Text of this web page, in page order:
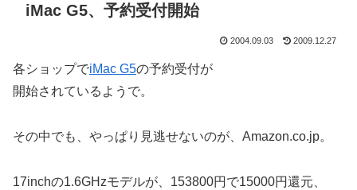
iMac G5、予約受付開始
2004.09.03 2009.12.27
各ショップでiMac G5の予約受付が
開始されているようで。
その中でも、やっぱり見逃せないのが、Amazon.co.jp。
17inchの1.6GHzモデルが、153800円で15000円還元、